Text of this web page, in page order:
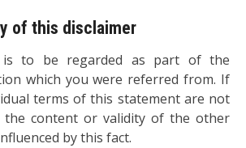
of this disclaimer
is to be regarded as part of the
which you were referred from. If
terms of this statement are not
the content or validity of the other
by this fact.